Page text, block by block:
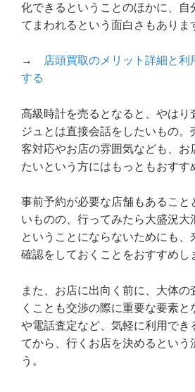
化できるということのほかに、自
てまわれるという面白さもありま
→
店頭買取のメリット詳細と利
する
高級時計を売るとなると、やはり
ジュとは直接会話をしたいもの。
客対応やお店の雰囲気なども、お
たいという方にはもっともおすす
事前予約が必要な店舗もあること
いものの、行ってみたら大盛況
ということにならないためにも、
確認をしておくことをおすすめし
また、お店に出向く前に、大体の
くことも交渉の際に重要な要素
や電話査定など、気軽に利用でき
てから、行くお店を決めるという
う。